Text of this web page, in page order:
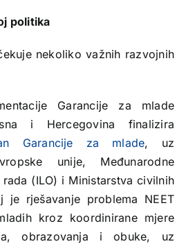
politika
nekoliko važnih razvojnih
Garancije za mlade
i Hercegovina finalizira
Garancije za mlade, uz
unije, Međunarodne
(ILO) i Ministarstva civilnih
je rješavanje problema NEET
kroz koordinirane mjere
obrazovanja i obuke, uz